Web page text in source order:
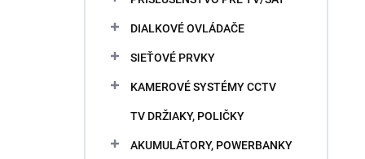
DIALKOVÉ OVLÁDAČE
SIEŤOVÉ PRVKY
KAMEROVÉ SYSTÉMY CCTV
TV DRŽIAKY, POLIČKY
AKUMULÁTORY, POWERBANKY